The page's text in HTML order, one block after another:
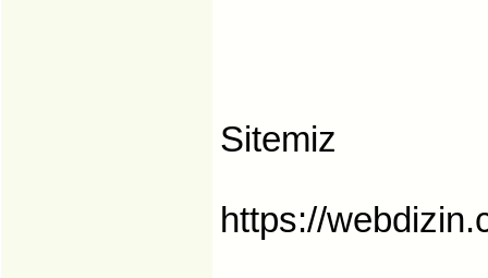
Sitemiz
https://